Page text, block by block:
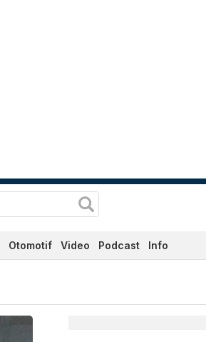
Otomotif Video Podcast Info